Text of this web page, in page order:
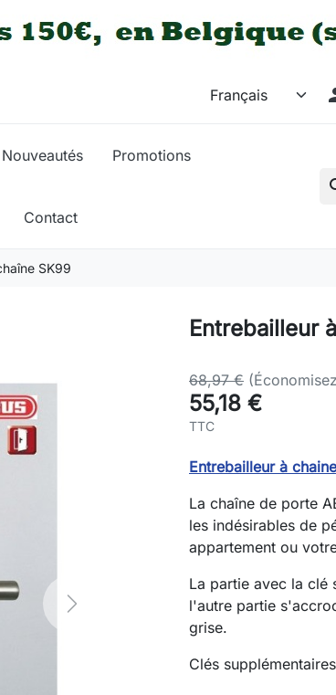
Nouveautés Promotions
Contact
SK99
Next
Entrebailleur
68,97 €
55,18 €
TTC
Entrebailleur à
La chaîne de porte
les indésirables de
appartement ou
La partie avec la clé
l'autre partie
grise.
Clés